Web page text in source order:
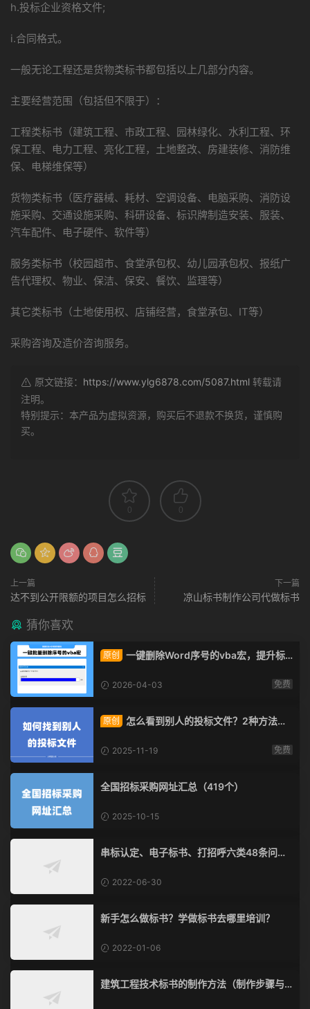
h.投标企业资格文件;
i.合同格式。
一般无论工程还是货物类标书都包括以上几部分内容。
主要经营范围（包括但不限于）：
工程类标书（建筑工程、市政工程、园林绿化、水利工程、环
保工程、电力工程、亮化工程，土地整改、房建装修、消防维
保、电梯维保等）
货物类标书（医疗器械、耗材、空调设备、电脑采购、消防设
施采购、交通设施采购、科研设备、标识牌制造安装、服装、
汽车配件、电子硬件、软件等）
服务类标书（校园超市、食堂承包权、幼儿园承包权、报纸广
告代理权、物业、保洁、保安、餐饮、监理等）
其它类标书（土地使用权、店铺经营，食堂承包、IT等）
采购咨询及造价咨询服务。
原文链接： https://www.ylg6878.com/5087.html 转载请
注明。
特别提示：本产品为虚拟资源，购买后不退款不换货，谨慎购
买。
0 0
上一篇
达不到公开限额的项目怎么招标
下一篇
凉山标书制作公司代做标书
猜你喜欢
原创
一键删除Word序号的vba宏，提升标
2026-04-03 免费
原创
怎么看到别人的投标文件？2种方法教
2025-11-19 免费
全国招标采购网址汇总（419个）
2025-10-15
串标认定、电子标书、打招呼六类48条问题
2022-06-30
新手怎么做标书？学做标书去哪里培训？
2022-01-06
建筑工程技术标书的制作方法（制作步骤与